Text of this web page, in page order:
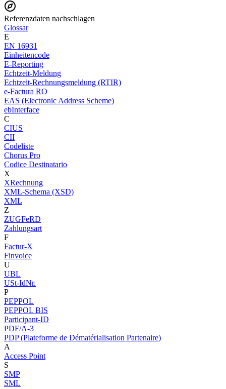
Referenzdaten nachschlagen
Glossar
E
EN 16931
Einheitencode
E-Reporting
Echtzeit-Meldung
Echtzeit-Rechnungsmeldung (RTIR)
e-Factura RO
EAS (Electronic Address Scheme)
ebInterface
C
CIUS
CII
Codeliste
Chorus Pro
Codice Destinatario
X
XRechnung
XML-Schema (XSD)
XML
Z
ZUGFeRD
Zahlungsart
F
Factur-X
Finvoice
U
UBL
USt-IdNr.
P
PEPPOL
PEPPOL BIS
Participant-ID
PDF/A-3
PDP (Plateforme de Dématérialisation Partenaire)
A
Access Point
S
SMP
SML